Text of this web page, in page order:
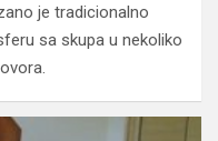
je tradicionalno
sa skupa u nekoliko